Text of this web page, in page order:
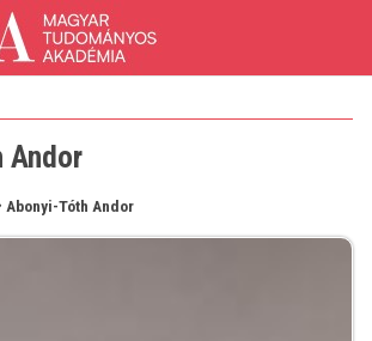
kihagyása Tartalom kihagyása
Andor
Abonyi-Tóth Andor